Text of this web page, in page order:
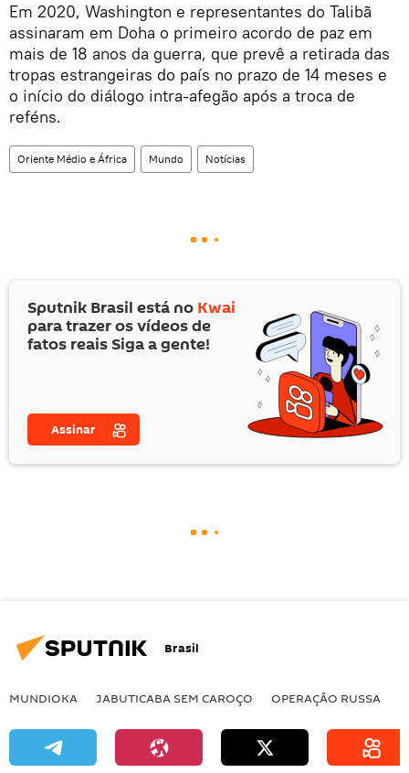
Em 2020, Washington e representantes do Talibã
assinaram em Doha o primeiro acordo de paz em
mais de 18 anos da guerra, que prevê a retirada das
tropas estrangeiras do país no prazo de 14 meses e
o início do diálogo intra-afegão após a troca de
reféns.
Oriente Médio e África Mundo Notícias
Sputnik Brasil está no Kwai
para trazer os vídeos de
fatos reais Siga a gente!
Assinar
Brasil
MUNDIOKA JABUTICABA SEM CAROÇO OPERAÇÃO RUSSA